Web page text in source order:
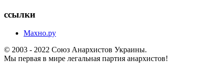
ссылки
Махно.ру
© 2003 - 2022 Союз Анархистов Украины.
Мы первая в мире легальная партия анархистов!